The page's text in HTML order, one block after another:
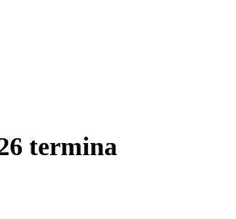
termina